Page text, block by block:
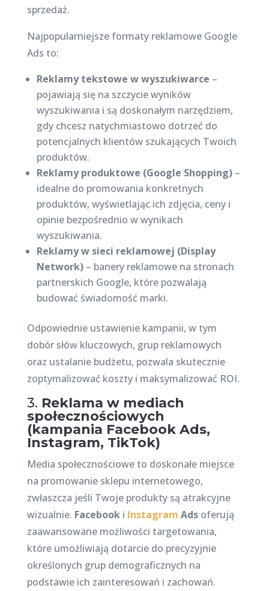
sprzedaż.
Najpopularniejsze formaty reklamowe Google
Ads to:
Reklamy tekstowe w wyszukiwarce –
pojawiają się na szczycie wyników
wyszukiwania i są doskonałym narzędziem,
gdy chcesz natychmiastowo dotrzeć do
potencjalnych klientów szukających Twoich
produktów.
Reklamy produktowe (Google Shopping)–
idealne do promowania konkretnych
produktów, wyświetlając ich zdjęcia, ceny i
opinie bezpośrednio w wynikach
wyszukiwania.
Reklamy w sieci reklamowej (Display
Network)– banery reklamowe na stronach
partnerskich Google, które pozwalają
budować świadomość marki.
Odpowiednie ustawienie kampanii, w tym
dobór słów kluczowych, grup reklamowych
oraz ustalanie budżetu, pozwala skutecznie
zoptymalizować koszty i maksymalizować ROI.
3. Reklama w mediach
społecznościowych
(kampania Facebook Ads,
Instagram, TikTok)
Media społecznościowe to doskonałe miejsce
na promowanie sklepu internetowego,
zwłaszcza jeśli Twoje produkty są atrakcyjne
wizualnie. Facebooki Instagram Adsoferują
zaawansowane możliwości targetowania,
które umożliwiają dotarcie do precyzyjnie
określonych grup demograficznych na
podstawie ich zainteresowań i zachowań.